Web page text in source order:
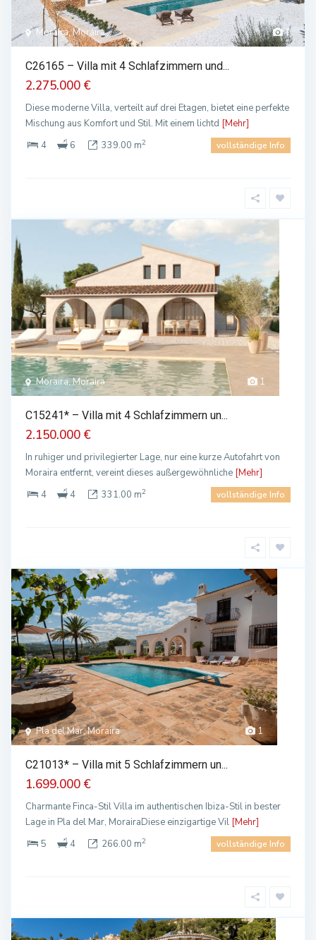
1
Moraira, Moraira
C26165 – Villa mit 4 Schlafzimmern und...
2.275.000 €
Diese moderne Villa, verteilt auf drei Etagen, bietet eine perfekte
Mischung aus Komfort und Stil. Mit einem lichtd [Mehr]
4
6 339.00 m2 vollständige Info
1
Moraira, Moraira
C15241* – Villa mit 4 Schlafzimmern un...
2.150.000 €
In ruhiger und privilegierter Lage, nur eine kurze Autofahrt von
Moraira entfernt, vereint dieses außergewöhnliche [Mehr]
4
4 331.00 m2 vollständige Info
1
Pla del Mar, Moraira
C21013* – Villa mit 5 Schlafzimmern un...
1.699.000 €
Charmante Finca-Stil Villa im authentischen Ibiza-Stil in bester
Lage in Pla del Mar, MorairaDiese einzigartige Vil [Mehr]
5
4 266.00 m2 vollständige Info